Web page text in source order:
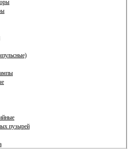
пузырей